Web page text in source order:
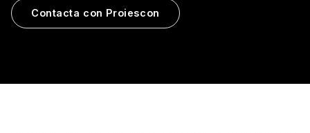
Contacta con Proiescon